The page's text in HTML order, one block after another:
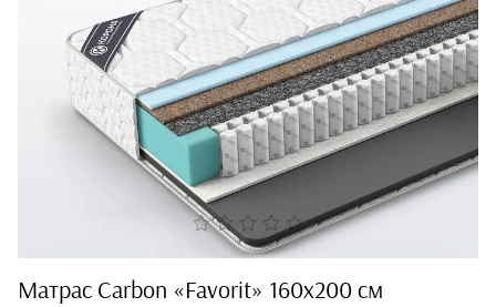
Матрас Carbon «Favorit» 160x200 см